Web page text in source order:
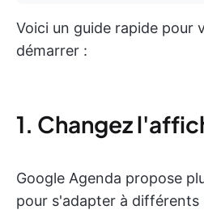
Voici un guide rapide pour
démarrer :
1. Changez
Google Agenda propose
pour s'adapter à différents